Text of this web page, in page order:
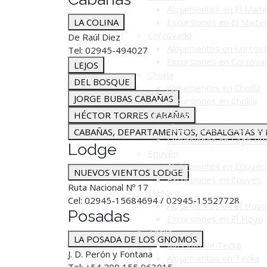
Alojamientos en Cholila
Excursiones en Cholila
Lago Puelo
Alojamientos en Lago
Excursiones en Lago
Alojamientos en Epuyén
Excursiones en Epuyén
Alojamientos en El Hoyo
Tecka
Más info de Tecka
LA COLINA
De Raúl Diez
Tel: 02945-494027
LEJOS
DEL BOSQUE
JORGE BUBAS CABAÑAS
HÉCTOR TORRES CABAÑAS
CABAÑAS, DEPARTAMENTOS, CABALGATAS Y
Lodge
NUEVOS VIENTOS LODGE
Ruta Nacional Nº 17
Cel: 02945-15684694 / 02945-15527728
Posadas
LA POSADA DE LOS GNOMOS
J. D. Perón y Fontana